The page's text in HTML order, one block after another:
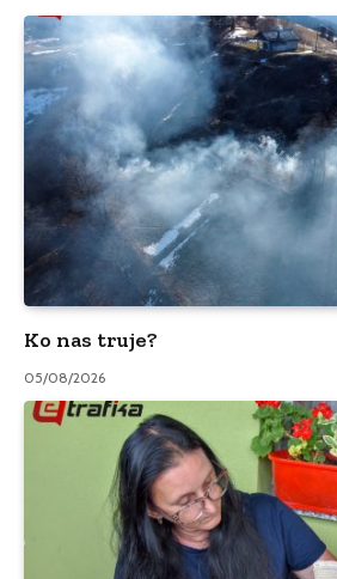
Ko nas truje?
05/08/2026